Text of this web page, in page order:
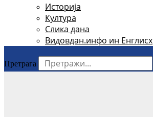
Историја
Култура
Слика дана
Видовдан.инфо ин Енглисх
Претрага